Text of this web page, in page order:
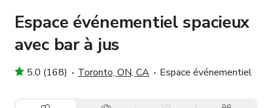
Espace événementiel spacieux
avec bar à jus
5.0 (168) Toronto, ON, CA Espace événementiel